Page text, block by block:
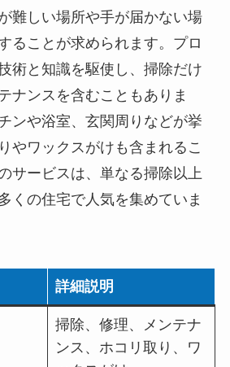
難しい場所や手が届かない場
ることが求められます。プロ
術と知識を駆使し、掃除だけ
ナンスを含むこともありま
ンや浴室、玄関周りなどが挙
やワックスがけも含まれるこ
サービスは、単なる掃除以上
くの住宅で人気を集めていま
詳細説明
掃除、修理、メンテナ
ンス、ホコリ取り、ワ